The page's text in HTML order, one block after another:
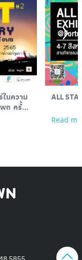
ในความ
ครั้งที่
ALL
Read